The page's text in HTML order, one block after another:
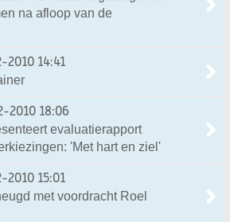
na afloop van de
2010 14:41
2010 18:06
evaluatierapport
'Met hart en ziel'
2010 15:01
met voordracht Roel